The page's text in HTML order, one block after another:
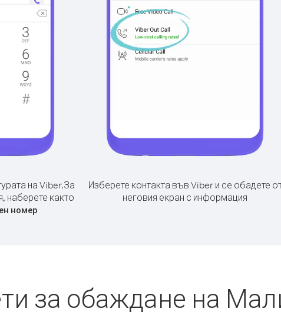
на Viber.За
наберете както
номер
Изберете контакта във Viber и се обадете
неговия екран с информация
за обаждане на